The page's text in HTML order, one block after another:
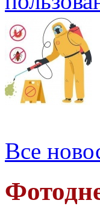
Все